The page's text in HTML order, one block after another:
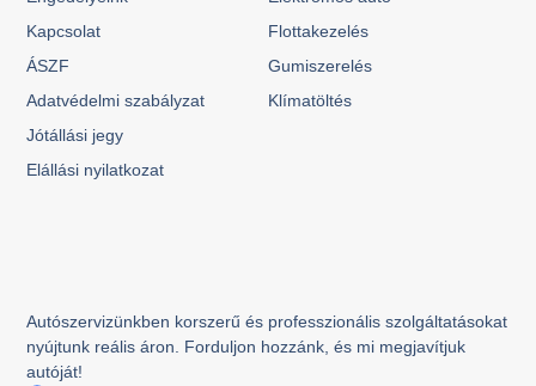
Autószervizünkben korszerű és professzionális szolgáltatásokat
nyújtunk reális áron. Forduljon hozzánk, és mi megjavítjuk
autóját!
Flottakezelés
Gumiszerelés
Klímatöltés
Kapcsolat
ÁSZF
Adatvédelmi szabályzat
Jótállási jegy
Elállási nyilatkozat